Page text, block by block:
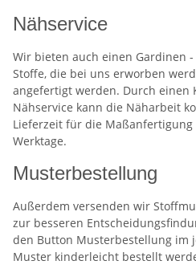
Nähservice
Wir bieten auch einen Gardinen
Stoffe, die bei uns erworben
angefertigt werden. Durch einen
Nähservice kann die Näharbeit
Lieferzeit für die
Werktage.
Musterbestellung
Außerdem versenden wir
zur besseren
den Button Musterbestellung im
Muster kinderleicht bestellt